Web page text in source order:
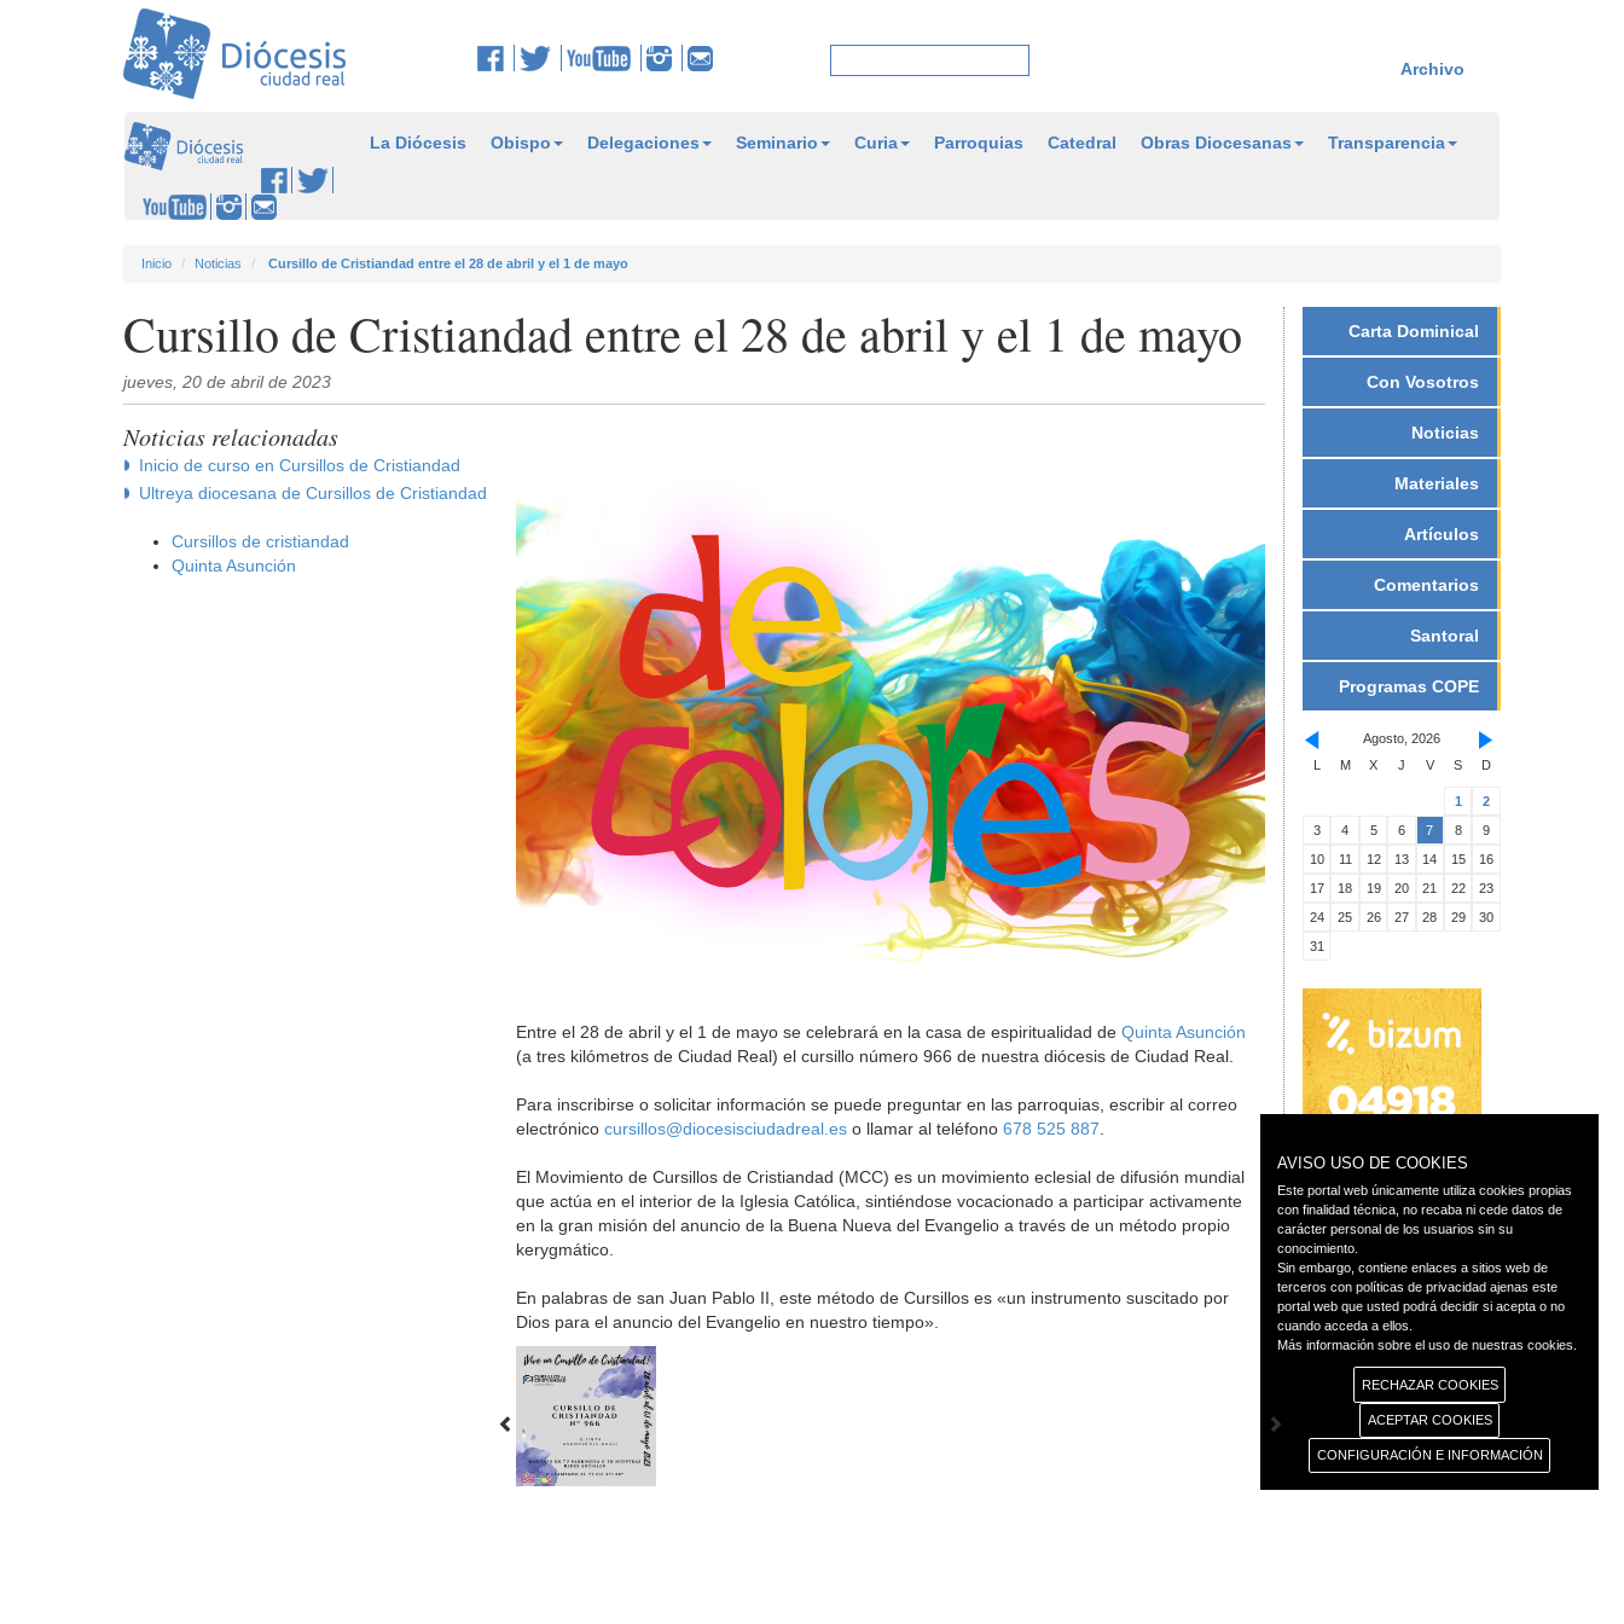
Archivo
La Diócesis Obispo Delegaciones Seminario Curia Parroquias Catedral Obras Diocesanas Transparencia
Inicio Noticias Cursillo de Cristiandad entre el 28 de abril y el 1 de mayo
Cursillo de Cristiandad entre el 28 de abril y el 1 de mayo
jueves, 20 de abril de 2023
Noticias relacionadas
Inicio de curso en Cursillos de Cristiandad
Ultreya diocesana de Cursillos de Cristiandad
Cursillos de cristiandad
Quinta Asunción
Entre el 28 de abril y el 1 de mayo se celebrará en la casa de espiritualidad de Quinta Asunción
(a tres kilómetros de Ciudad Real) el cursillo número 966 de nuestra diócesis de Ciudad Real.
Para inscribirse o solicitar información se puede preguntar en las parroquias, escribir al correo
electrónico cursillos@diocesisciudadreal.eso llamar al teléfono 678 525 887
El Movimiento de Cursillos de Cristiandad (MCC) es un movimiento eclesial de difusión mundial
que actúa en el interior de la Iglesia Católica, sintiéndose vocacionado a participar activamente
en la gran misión del anuncio de la Buena Nueva del Evangelio a través de un método propio
kerygmático.
En palabras de san Juan Pablo II, este método de Cursillos es «un instrumento suscitado por
Dios para el anuncio del Evangelio en nuestro tiempo».
Carta Dominical
Con Vosotros
Noticias
Materiales
Artículos
Comentarios
Santoral
Programas COPE
Agosto, 2026
L
M X J V S D
1
2
3
4 5 6 7 8
9
10
11 12 13 14 15
16
17
18 19 20 21 22
23
24
25 26 27 28 29
30
31
AVISO USO DE COOKIES
Este portal web únicamente utiliza cookies propias
con finalidad técnica, no recaba ni cede datos de
carácter personal de los usuarios sin su
conocimiento.
Sin embargo, contiene enlaces a sitios web de
terceros con políticas de privacidad ajenas este
portal web que usted podrá decidir si acepta o no
cuando acceda a ellos.
Más información sobre el uso de nuestras cookies.
RECHAZAR COOKIES
ACEPTAR COOKIES
CONFIGURACIÓN E INFORMACIÓN